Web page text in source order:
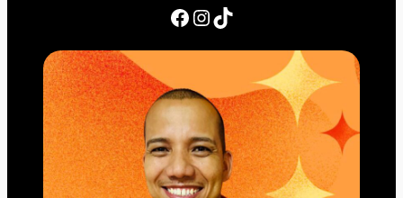
Facebook InstagramTikTok